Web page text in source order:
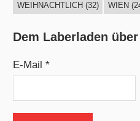
WEIHNACHTLICH (32) WIEN
Dem Laberladen
E-Mail *